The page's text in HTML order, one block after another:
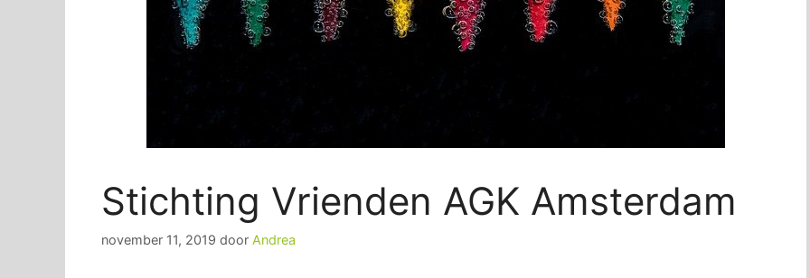
Stichting Vrienden AGK Amsterdam
november 11, 2019 door Andrea